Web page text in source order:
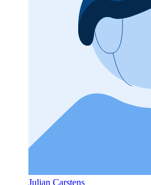
Julian Carstens